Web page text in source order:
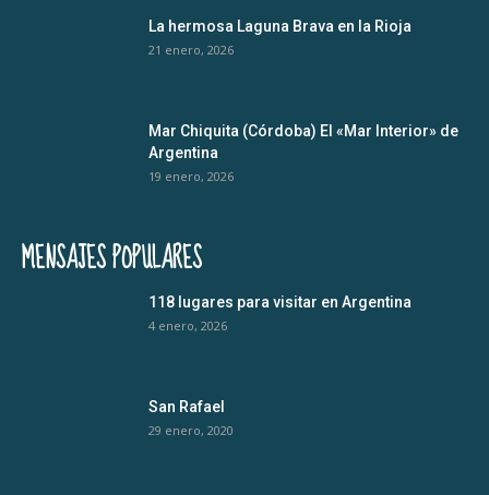
La hermosa Laguna Brava en la Rioja
21 enero, 2026
Mar Chiquita (Córdoba) El «Mar Interior» de
Argentina
19 enero, 2026
MENSAJES POPULARES
118 lugares para visitar en Argentina
4 enero, 2026
San Rafael
29 enero, 2020